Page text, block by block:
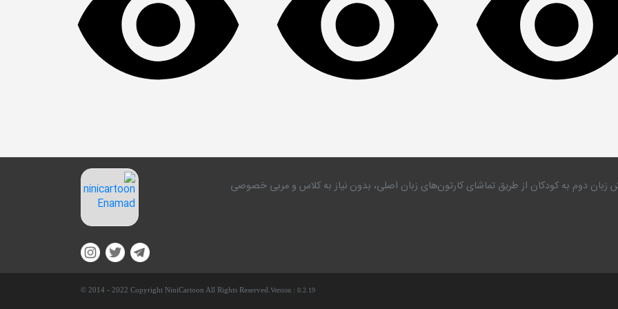
زبان دوم به کودکان از طریق تماشای کارتون‌های زبان اصلی، بدون نیاز به کلاس و مربی خصوصی
© 2014 - 2022 Copyright NiniCartoon All Rights Reserved. Version : 0.2.19